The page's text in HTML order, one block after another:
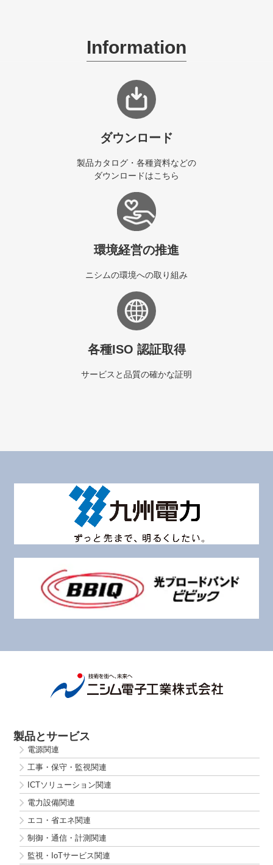
Information
ダウンロード
製品カタログ・各種資料などの
ダウンロードはこちら
環境経営の推進
ニシムの環境への取り組み
各種ISO 認証取得
サービスと品質の確かな証明
製品とサービス
電源関連
工事・保守・監視関連
ICTソリューション関連
電力設備関連
エコ・省エネ関連
制御・通信・計測関連
監視・IoTサービス関連